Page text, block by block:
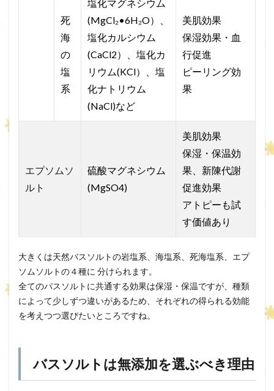
死
海
の
塩
系
塩化マグネシウム
(MgCl₂•6H₂O）、
塩化カルシウム
(CaCl2）、塩化カ
リウム(KCl）、塩
化ナトリウム
(NaCl)など
美肌効果
保湿効果・血
行促進
ピーリング効
果
エプソムソ
ルト
硫酸マグネシウム
(MgSO4)
美肌効果
保湿・保温効
果、新陳代謝
促進効果
アトピーも試
す価値あり
大きくは天然バスソルトの岩塩系、海塩系、死海塩系、エプ
ソムソルトの４種に 分けられます。
全てのバスソルトに共通する効果は保湿・保温ですが、種類
によって少しずつ違いがあるため、それぞれの得られる効能
を考えつつ選びたいところですね。
バスソルトは無添加を選ぶべき理由